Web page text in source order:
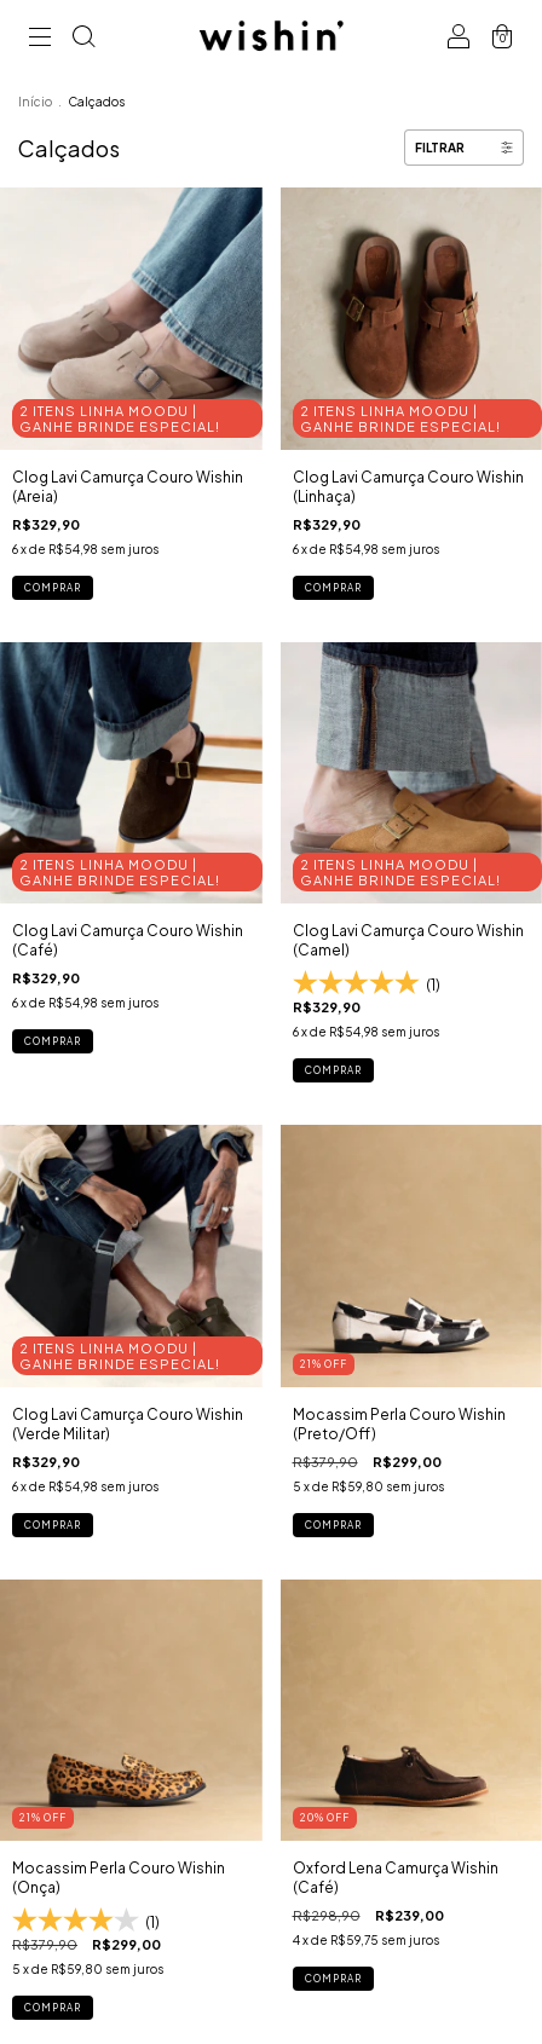
0
Início Calçados
Calçados FILTRAR
2 ITENS LINHA MOODU |
GANHE BRINDE ESPECIAL!
Clog Lavi Camurça Couro Wishin
(Areia)
R$329,90
6x de R$54,98 sem juros
COMPRAR
2 ITENS LINHA MOODU |
GANHE BRINDE ESPECIAL!
Clog Lavi Camurça Couro Wishin
(Linhaça)
R$329,90
6 x de R$54,98 sem juros
COMPRAR
2 ITENS LINHA MOODU |
GANHE BRINDE ESPECIAL!
Clog Lavi Camurça Couro Wishin
(Café)
R$329,90
6x de R$54,98 sem juros
COMPRAR
2 ITENS LINHA MOODU |
GANHE BRINDE ESPECIAL!
Clog Lavi Camurça Couro Wishin
(Camel)
(1)
R$329,90
6 x de R$54,98 sem juros
COMPRAR
2 ITENS LINHA MOODU |
GANHE BRINDE ESPECIAL!
Clog Lavi Camurça Couro Wishin
(Verde Militar)
R$329,90
6x de R$54,98 sem juros
COMPRAR
21 % OFF
Mocassim Perla Couro Wishin
(Preto/Off)
R$379,90 R$299,00
5 x de R$59,80 sem juros
COMPRAR
21 % OFF
Mocassim Perla Couro Wishin
(Onça)
(1)
R$379,90 R$299,00
5 x de R$59,80 sem juros
COMPRAR
20% OFF
Oxford Lena Camurça Wishin
(Café)
R$298,90 R$239,00
4 x de R$59,75 sem juros
COMPRAR